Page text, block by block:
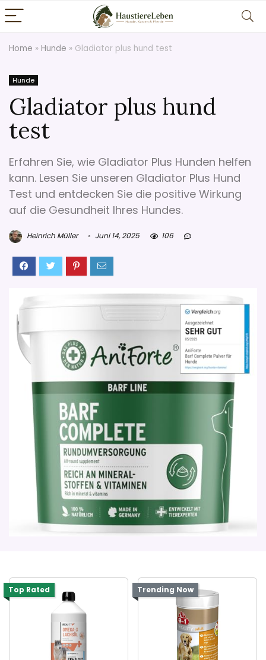
Home » Hunde » Gladiator plus hund test
Hunde
Gladiator plus hund
test
Erfahren Sie, wie Gladiator Plus Hunden helfen
kann. Lesen Sie unseren Gladiator Plus Hund
Test und entdecken Sie die positive Wirkung
auf die Gesundheit Ihres Hundes.
Heinrich Müller Juni 14, 2025 106
Top Rated Trending Now